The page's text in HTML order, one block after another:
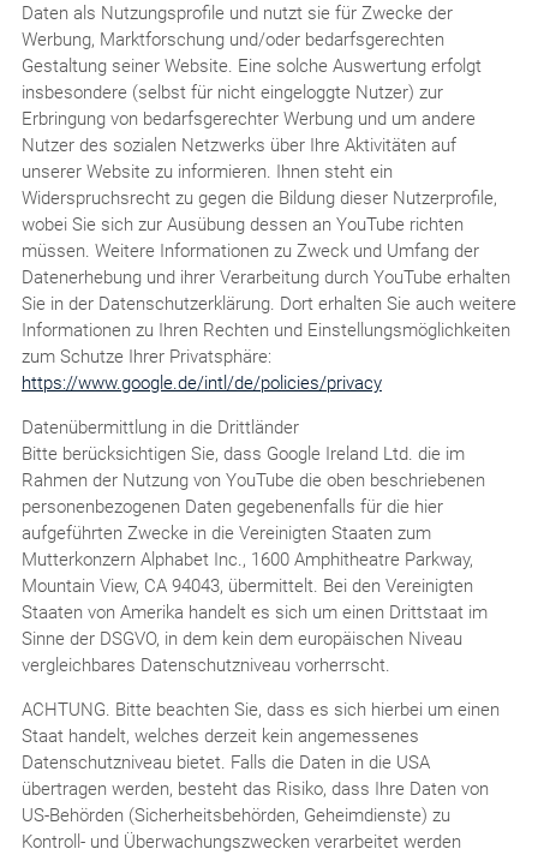
Daten als Nutzungsprofile und nutzt sie für Zwecke der
Werbung, Marktforschung und/oder bedarfsgerechten
Gestaltung seiner Website. Eine solche Auswertung erfolgt
insbesondere (selbst für nicht eingeloggte Nutzer) zur
Erbringung von bedarfsgerechter Werbung und um andere
Nutzer des sozialen Netzwerks über Ihre Aktivitäten auf
unserer Website zu informieren. Ihnen steht ein
Widerspruchsrecht zu gegen die Bildung dieser Nutzerprofile,
wobei Sie sich zur Ausübung dessen an YouTube richten
müssen. Weitere Informationen zu Zweck und Umfang der
Datenerhebung und ihrer Verarbeitung durch YouTube erhalten
Sie in der Datenschutzerklärung. Dort erhalten Sie auch weitere
Informationen zu Ihren Rechten und Einstellungsmöglichkeiten
zum Schutze Ihrer Privatsphäre:
https://www.google.de/intl/de/policies/privacy
Datenübermittlung in die Drittländer
Bitte berücksichtigen Sie, dass Google Ireland Ltd. die im
Rahmen der Nutzung von YouTube die oben beschriebenen
personenbezogenen Daten gegebenenfalls für die hier
aufgeführten Zwecke in die Vereinigten Staaten zum
Mutterkonzern Alphabet Inc., 1600 Amphitheatre Parkway,
Mountain View, CA 94043, übermittelt. Bei den Vereinigten
Staaten von Amerika handelt es sich um einen Drittstaat im
Sinne der DSGVO, in dem kein dem europäischen Niveau
vergleichbares Datenschutzniveau vorherrscht.
ACHTUNG. Bitte beachten Sie, dass es sich hierbei um einen
Staat handelt, welches derzeit kein angemessenes
Datenschutzniveau bietet. Falls die Daten in die USA
übertragen werden, besteht das Risiko, dass Ihre Daten von
US-Behörden (Sicherheitsbehörden, Geheimdienste) zu
Kontroll- und Überwachungszwecken verarbeitet werden